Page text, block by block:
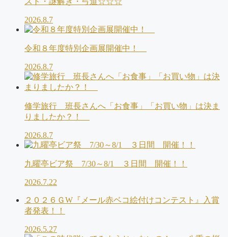
2026.8.7
令和８年度特別企画展開催中！
2026.8.7
修学旅行 班長さんへ「お食事」「お買い物」は決ま
りましたか？！
2026.8.7
九曜亭ビア祭 7/30～8/1 ３日間 開催！！
2026.7.22
２０２６ＧW『メール赤ベコ絵付けコンテスト』入賞
者発表！！
2026.5.27